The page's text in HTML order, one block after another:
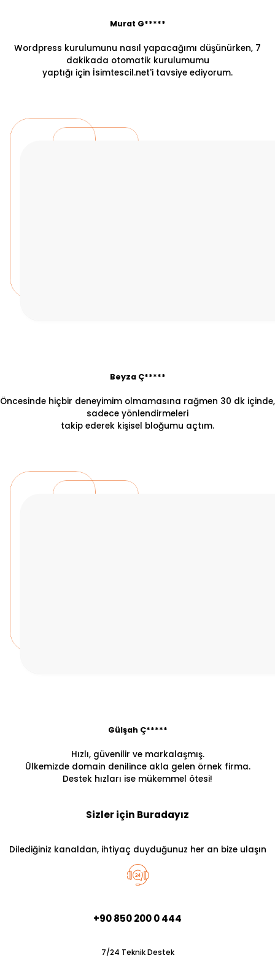
Murat G*****
Wordpress kurulumunu nasıl yapacağımı düşünürken, 7
dakikada otomatik kurulumumu
yaptığı için İsimtescil.net'i tavsiye ediyorum.
Beyza Ç*****
Öncesinde hiçbir deneyimim olmamasına rağmen 30 dk içinde,
sadece yönlendirmeleri
takip ederek kişisel bloğumu açtım.
Gülşah Ç*****
Hızlı, güvenilir ve markalaşmış.
Ülkemizde domain denilince akla gelen örnek firma.
Destek hızları ise mükemmel ötesi!
Sizler için Buradayız
Dilediğiniz kanaldan, ihtiyaç duyduğunuz her an bize ulaşın
+90 850 200 0 444
7/24 Teknik Destek